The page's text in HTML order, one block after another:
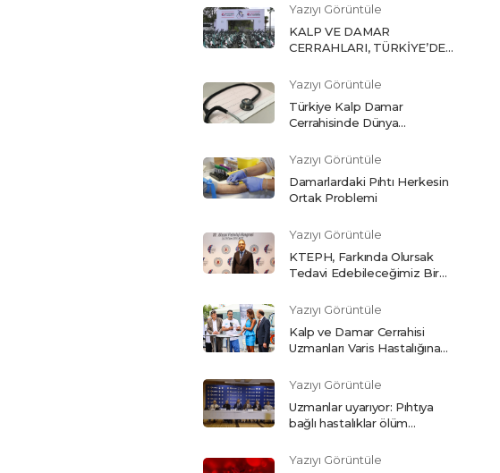
Yazıyı Görüntüle
KALP VE DAMAR
CERRAHLARI, TÜRKİYE’DE
HAYATINA MAL OLAN
‘PIHTI’YA KARŞI PEDAL
ÇEVİRDİ
Yazıyı Görüntüle
Türkiye Kalp Damar
Cerrahisinde Dünya
Yazıyı Görüntüle
Damarlardaki Pıhtı Herkesin
Ortak Problemi
Yazıyı Görüntüle
KTEPH, Farkında Olursak
Tedavi Edebileceğimiz Bir
Yazıyı Görüntüle
Kalp ve Damar Cerrahisi
Uzmanları Varis Hastalığına
Yazıyı Görüntüle
Uzmanlar uyarıyor: Pıhtıya
bağlı hastalıklar ölüm
(CNN Türk)
Yazıyı Görüntüle